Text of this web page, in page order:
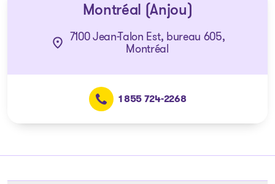
Montréal (Anjou)
7100 Jean-Talon Est, bureau 605,
Montréal
1 855 724-2268